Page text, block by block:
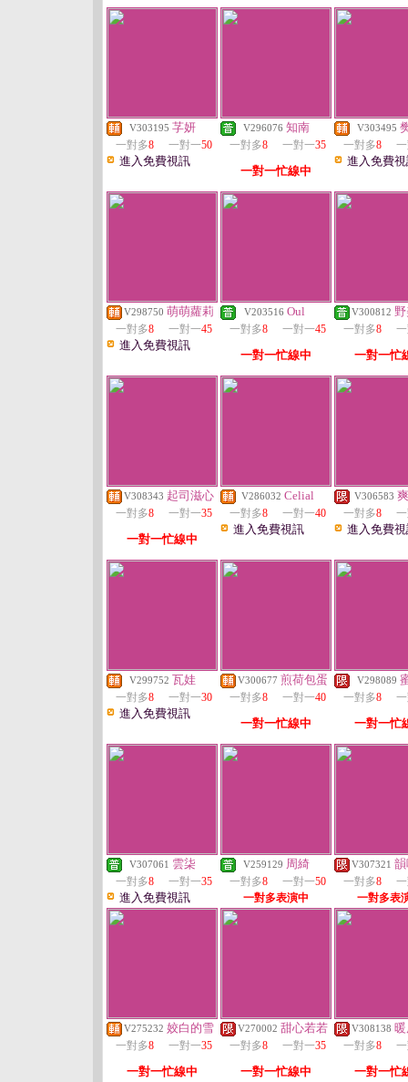
V303195 芓妍
一對多8 一對一50
進入免費視訊
V296076 知南
一對多8 一對一35
一對一忙線中
V303495
一對多8
進入免費
V298750 萌萌蘿莉
一對多8 一對一45
進入免費視訊
V203516 Oul
一對多8 一對一45
一對一忙線中
V300812
一對多8
一對一忙
V308343 起司滋心
一對多8 一對一35
一對一忙線中
V286032 Celial
一對多8 一對一40
進入免費視訊
V306583
一對多8
進入免費
V299752 瓦娃
一對多8 一對一30
進入免費視訊
V300677 煎荷包蛋
一對多8 一對一40
一對一忙線中
V298089
一對多8
一對一忙
V307061 雲柒
一對多8 一對一35
進入免費視訊
V259129 周綺
一對多8 一對一50
一對多表演中
V307321
一對多8
一對多表
V275232 姣白的雪
一對多8 一對一35
一對一忙線中
V270002 甜心若若
一對多8 一對一35
一對一忙線中
V308138
一對多8
一對一忙